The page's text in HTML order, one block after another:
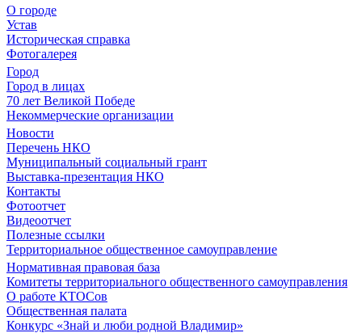
О городе
Устав
Историческая справка
Фотогалерея
Город
Город в лицах
70 лет Великой Победе
Некоммерческие организации
Новости
Перечень НКО
Муниципальный социальный грант
Выставка-презентация НКО
Контакты
Фотоотчет
Видеоотчет
Полезные ссылки
Территориальное общественное самоуправление
Нормативная правовая база
Комитеты территориального общественного самоуправления
О работе КТОСов
Общественная палата
Конкурс «Знай и люби родной Владимир»